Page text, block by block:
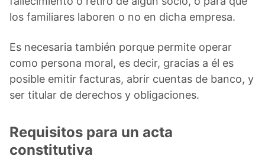
los familiares laboren o no en dicha empresa.
Es necesaria también porque permite operar
como persona moral, es decir, gracias a él es
posible emitir facturas, abrir cuentas de banco, y
ser titular de derechos y obligaciones.
Requisitos para un acta
constitutiva